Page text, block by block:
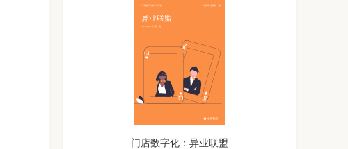
门店数字化：异业联盟